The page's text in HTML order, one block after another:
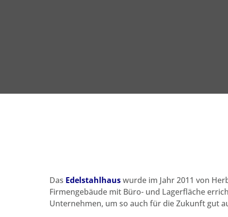
Das Edelstahlhauswurde im Jahr 2011 von
Firmengebäude mit Büro- und Lagerfläche
Unternehmen, um so auch für die Zukunft gut